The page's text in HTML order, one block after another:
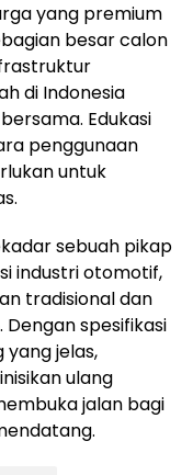
yang premium
besar calon
di Indonesia
Edukasi
penggunaan
untuk
sebuah pikap
industri otomotif,
tradisional dan
spesifikasi
yang jelas,
ulang
jalan bagi